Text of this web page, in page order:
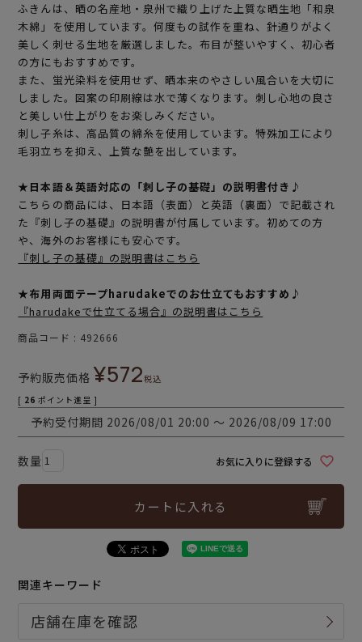
ふきんは、晒の名産地・泉州で織り上げた上質な晒生地「和泉
木綿」を使用しています。何度もの試作を重ね、針通りがよく
美しく刺せる生地を厳選しました。布目が整いやすく、初心者
の方にもおすすめです。
また、蛍光染料を使用せず、晒本来のやさしい風合いを大切に
しました。図案の印刷線は水で薄くなります。刺し心地の良さ
と美しい仕上がりをお楽しみください。
刺し子糸は、高品質の綿糸を使用しています。特殊加工により
毛羽立ちを抑え、上質な艶を出しています。
★日本語＆英語対応の「刺し子の基礎」の説明書付き♪
こちらの商品には、日本語（表面）と英語（裏面）で記載され
た『刺し子の基礎』の説明書が付属しています。初めての方
や、海外のお客様にも安心です。
『刺し子の基礎』の説明書はこちら
★布用両面テープharudakeでのお仕立てもおすすめ♪
『harudakeで仕立てる場合』の説明書はこちら
商品コード 492666
予約販売価格 ¥572税込
[ 26 ポイント進呈 ]
予約受付期間 2026/08/01 20:00 〜 2026/08/09 17:00
お気に入りに登録する
カートに入れる
関連キーワード